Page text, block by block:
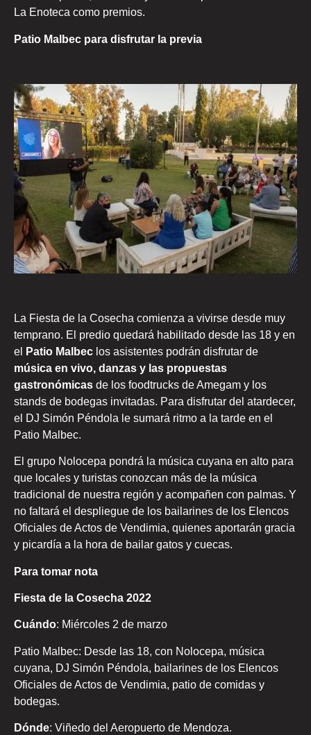
La Enoteca como premios.
Patio Malbec para disfrutar la previa
La Fiesta de la Cosecha comienza a vivirse desde muy
temprano. El predio quedará habilitado desde las 18 y en
el
Patio Malbec los asistentes podrán disfrutar de
música en vivo, danzas y las propuestas
gastronómicas de los foodtrucks de Amegam y los
stands de bodegas invitadas. Para disfrutar del atardecer,
el DJ Simón Péndola le sumará ritmo a la tarde en el
Patio Malbec.
El grupo Nolocepa pondrá la música cuyana en alto para
que locales y turistas conozcan más de la música
tradicional de nuestra región y acompañen con palmas. Y
no faltará el despliegue de los bailarines de los Elencos
Oficiales de Actos de Vendimia, quienes aportarán gracia
y picardía a la hora de bailar gatos y cuecas.
Para tomar nota
Fiesta de la Cosecha 2022
Cuándo: Miércoles 2 de marzo
Patio Malbec: Desde las 18, con Nolocepa, música
cuyana, DJ Simón Péndola, bailarines de los Elencos
Oficiales de Actos de Vendimia, patio de comidas y
bodegas.
Dónde: Viñedo del Aeropuerto de Mendoza.